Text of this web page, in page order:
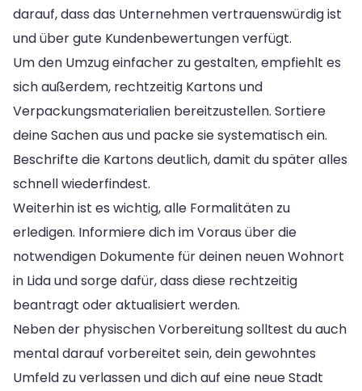
darauf, dass das Unternehmen vertrauenswürdig ist
und über gute Kundenbewertungen verfügt.
Um den Umzug einfacher zu gestalten, empfiehlt es
sich außerdem, rechtzeitig Kartons und
Verpackungsmaterialien bereitzustellen. Sortiere
deine Sachen aus und packe sie systematisch ein.
Beschrifte die Kartons deutlich, damit du später alles
schnell wiederfindest.
Weiterhin ist es wichtig, alle Formalitäten zu
erledigen. Informiere dich im Voraus über die
notwendigen Dokumente für deinen neuen Wohnort
in Lida und sorge dafür, dass diese rechtzeitig
beantragt oder aktualisiert werden.
Neben der physischen Vorbereitung solltest du auch
mental darauf vorbereitet sein, dein gewohntes
Umfeld zu verlassen und dich auf eine neue Stadt